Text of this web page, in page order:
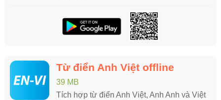
Từ điển Anh Việt offline
39 MB
Tích hợp từ điển Anh Việt, Anh Anh và Việt